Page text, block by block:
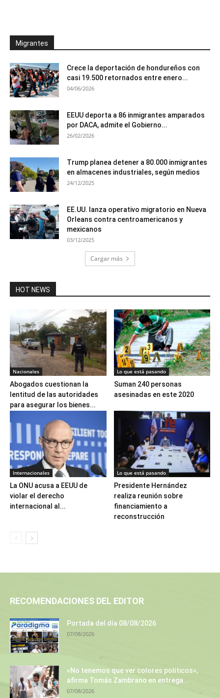
Migrantes
Crece la deportación de hondureños con
casi 19.500 retornados entre enero...
04/06/2026
EEUU deporta a 86 inmigrantes amparados
por DACA, admite el Gobierno...
26/02/2026
Trump planea detener a 80.000 inmigrantes
en almacenes industriales, según medios
24/12/2025
EE.UU. lanza operativo migratorio en Nueva
Orleans contra centroamericanos y
mexicanos
03/12/2025
Cargar más
HOT NEWS
Nacionales
Abogados cuestionan la
lentitud de las autoridades
para asegurar los bienes...
Lo que está pasando
Suman 240 personas
asesinadas en este 2020
Internacionales
La ONU acusa a EEUU de
violar el derecho
internacional al...
Lo que está pasando
Presidente Hernández
realiza reunión sobre
financiamiento a
reconstrucción
RECOMENDACIONES DEL EDITOR
Portada del día 08/08/2026
07/08/2026
«No tenemos que ver colores políticos»,
afirma Tomás Zambrano en entrega...
07/08/2026